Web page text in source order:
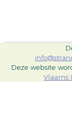
Deze website
Vlaams